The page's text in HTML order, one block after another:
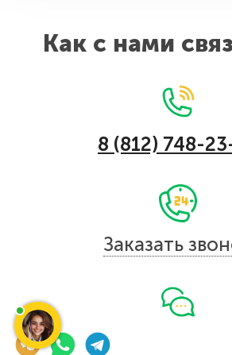
Как с нами
8 (812) 748-
Заказать